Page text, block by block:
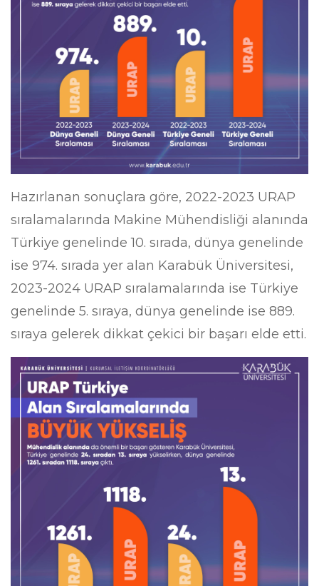
Hazırlanan sonuçlara göre, 2022-2023 URAP
sıralamalarında Makine Mühendisliği alanında
Türkiye genelinde 10. sırada, dünya genelinde
ise 974. sırada yer alan Karabük Üniversitesi,
2023-2024 URAP sıralamalarında ise Türkiye
genelinde 5. sıraya, dünya genelinde ise 889.
sıraya gelerek dikkat çekici bir başarı elde etti.